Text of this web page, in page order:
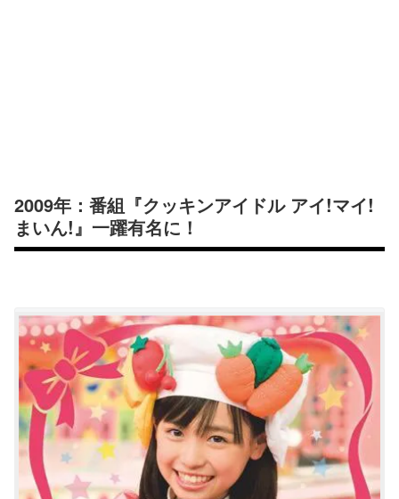
2009年：番組『クッキンアイドル アイ!マイ!
まいん!』一躍有名に！